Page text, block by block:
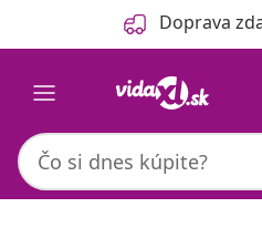
Predchádzajúce Doprava